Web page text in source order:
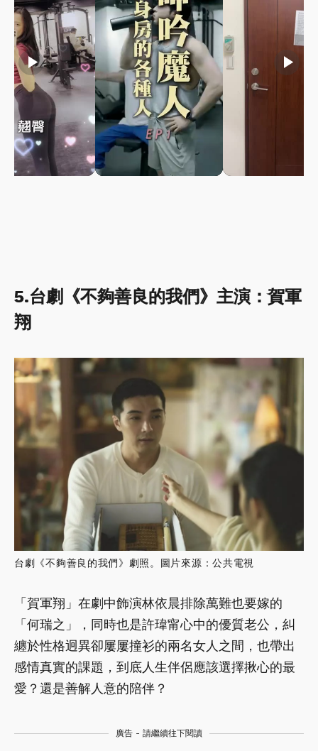
play_arrow play_arrow play_arrow
5.台劇《不夠善良的我們》主演：賀軍
翔
台劇《不夠善良的我們》劇照。圖片來源：公共電視
「賀軍翔」在劇中飾演林依晨排除萬難也要嫁的
「何瑞之」，同時也是許瑋甯心中的優質老公，糾
纏於性格迥異卻屢屢撞衫的兩名女人之間，也帶出
感情真實的課題，到底人生伴侶應該選擇揪心的最
愛？還是善解人意的陪伴？
廣告 - 請繼續往下閱讀